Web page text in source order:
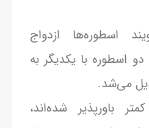
اسطوره‌ها ازدواج
اسطوره با یکدیگر به
می‌شد.
باورپذیر شده‌اند،